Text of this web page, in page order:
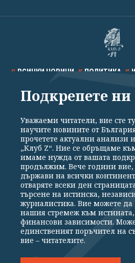
ВСИЧКИ НОВИНИ ПОЛИТИКА
СПОРТ КУЛТУРА
Общи условия
Политика
Реклама
Партньори
Екип
Издател на www.clubz.bg е „Клуб Зебра
Константинов" 3. Всички права
Препечатването на материали, снимки
Подкрепете ни
Уважаеми читатели, вие сте
научите новините от
прочетете актуални анализи
„Клуб Z“. Ние се обръщаме
имаме нужда от вашата
продължим. Вече години вие,
държави на всички
отваряте всеки ден
търсене на истинска,
журналистика. Вие можете да
нашия стремеж към
финансови зависимости.
единственият поръчител на
вие – читателите.